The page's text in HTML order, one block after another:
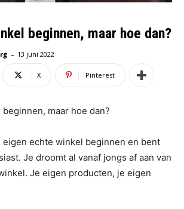
beginnen, maar hoe dan?
- 13 juni 2022
X Pinterest
maar hoe dan?
eigen echte winkel beginnen en bent
Je droomt al vanaf jongs af aan van
Je eigen producten, je eigen